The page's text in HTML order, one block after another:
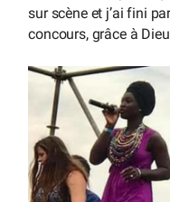
sur scène et j’ai fini
concours, grâce à